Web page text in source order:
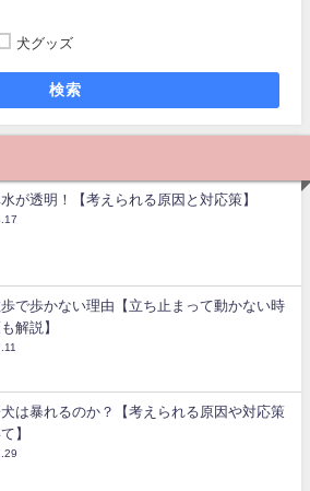
犬グッズ
検索
が透明！【考えられる原因と対応策】
で歩かない理由【立ち止まって動かない時
解説】
は暴れるのか？【考えられる原因や対応策
】